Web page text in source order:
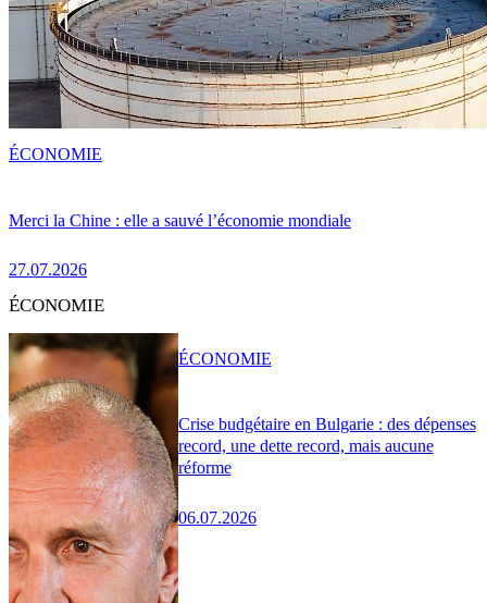
Merci la Chine : elle a sauvé l’économie mondiale
27.07.2026
ÉCONOMIE
ÉCONOMIE
Crise budgétaire en Bulgarie : des dépenses
record, une dette record, mais aucune
réforme
06.07.2026
ÉCONOMIE